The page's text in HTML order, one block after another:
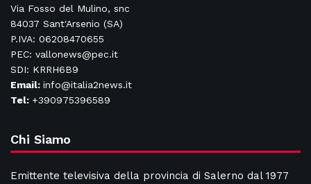
Via Fosso del Mulino, snc
84037 Sant'Arsenio (SA)
P.IVA: 06208470655
PEC: vallonews@pec.it
SDI: KRRH6B9
Email: info@italia2news.it
Tel: +390975396589
Chi Siamo
Emittente televisiva della provincia di Salerno dal 1977